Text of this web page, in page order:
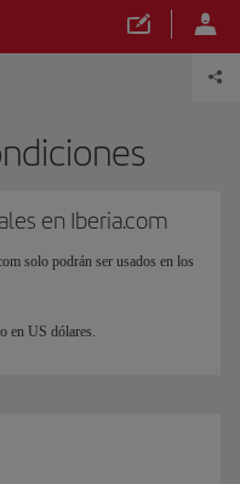
en Iberia.com
solo podrán ser usados en los
en US dólares.